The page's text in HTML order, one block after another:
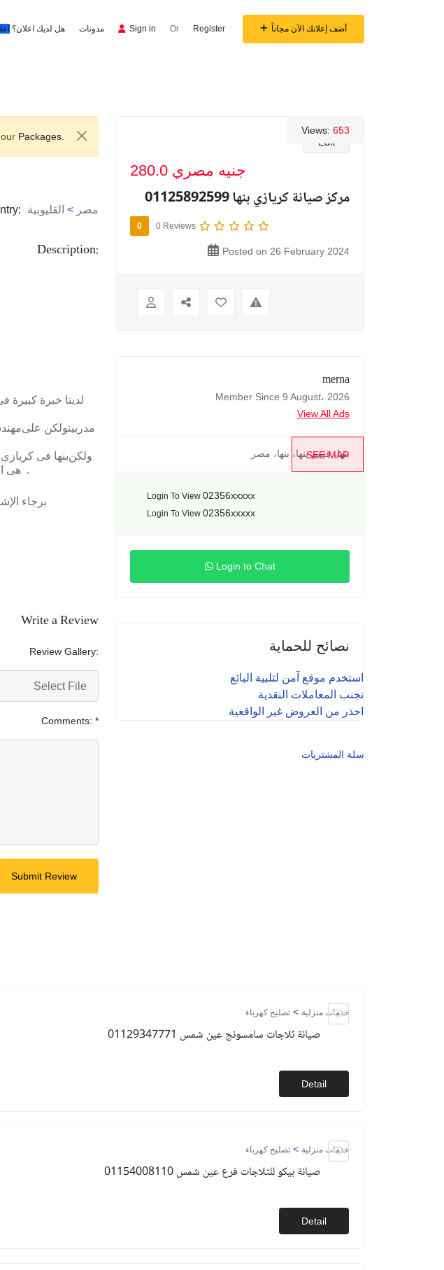
هل لديك اعلان؟ مدونات Sign in Or Register أضف إعلانك الآن مجاناً
Packages.
مصر > القليوبية
Description:
لدينا خبرة كبيرة
مدربينولكن على
كريازي فى بنهاولكن
هى .
برجاء
Write a Review
Review Gallery:
Select File
Comments: *
Submit Review
Edit
Views: 653
280.0 جنيه مصري
مركز صيانة كريازي بنها 01125892599
0 0 Reviews
Posted on 26 February 2024
merna
Member Since 9 August، 2026
View All Ads
SEE MAP
بنها، قسم بنها، بنها، مصر
Login To View 02356xxxxx
Login To View 02356xxxxx
Login to Chat
نصائح للحماية
استخدم موقع آمن لتلبية البائع
تجنب المعاملات النقدية
احذر من العروض غير الواقعية
سلة المشتريات
خدمات منزلية > تصليح كهرباء
صيانة ثلاجات سامسونج عين شمس 01129347771
Detail
خدمات منزلية > تصليح كهرباء
صيانة بيكو للثلاجات فرع عين شمس 01154008110
Detail